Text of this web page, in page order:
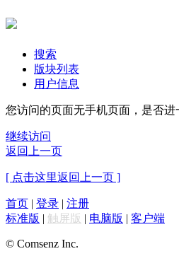
搜索
版块列表
用户信息
您访问的页面无手机页面，是否进
继续访问
返回上一页
[ 点击这里返回上一页 ]
首页 | 登录 | 注册
标准版 | 触屏版 | 电脑版 | 客户端
© Comsenz Inc.